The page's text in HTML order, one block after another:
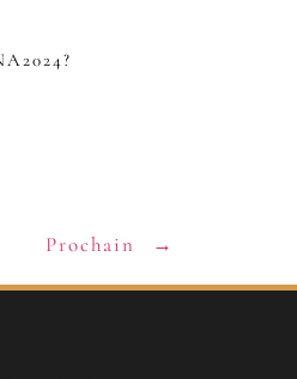
Prochain →